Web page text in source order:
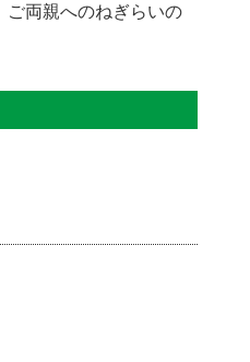
ご両親へのねぎらいの